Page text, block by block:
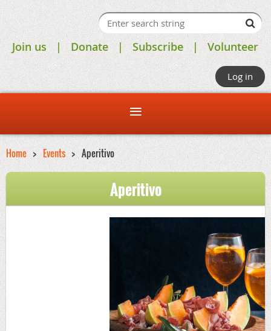
Join us Donate Subscribe Volunteer
Log in
Home Events Aperitivo
Aperitivo